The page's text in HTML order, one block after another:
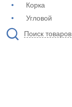
Корка
Угловой
Поиск товаров